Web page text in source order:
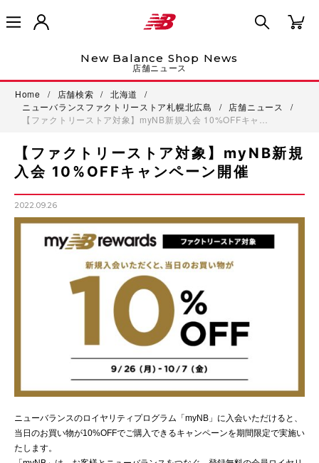
New Balance Shop News
店舗ニュース
Home / 店舗検索 / 北海道
/
ニューバランスファクトリーストア札幌北広島
/ 店舗ニュース
/
【ファクトリーストア対象】myNB新規入会 10%OFFキャ…
【ファクトリーストア対象】myNB新規
入会 10%OFFキャンペーン開催
2022.09.26
ニューバランスのロイヤリティプログラム「myNB」に入会いただけると、
当日のお買い物が10%OFFでご購入できるキャンペーンを期間限定で実施い
たします。